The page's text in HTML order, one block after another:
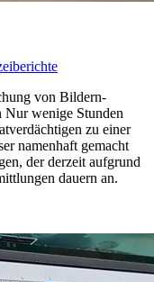
von Bildern-
Nur wenige Stunden
zu einer
namenhaft gemacht
der derzeit aufgrund
dauern an.